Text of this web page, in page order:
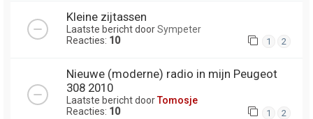
Kleine zijtassen
Laatste bericht doorSympeter
Reacties: 10 1 2
Nieuwe (moderne) radio in mijn Peugeot
308 2010
Laatste bericht doorTomosje
Reacties: 10 1 2